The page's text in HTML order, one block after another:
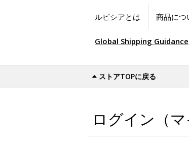
ルピシアとは 商品につ
Global Shipping Guidance
ストアTOPに戻る
世界のお茶専門店ルピシア ロ
ログイン（マ